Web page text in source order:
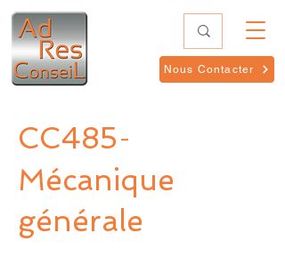
Nous Contacter
CC485 -
Mécanique
générale